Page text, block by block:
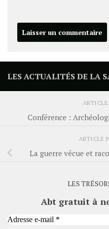
LES ACTUALITÉS DE LA
Conférence :
ARTICLE
La guerre vécue et
LES
Abt gratuit à